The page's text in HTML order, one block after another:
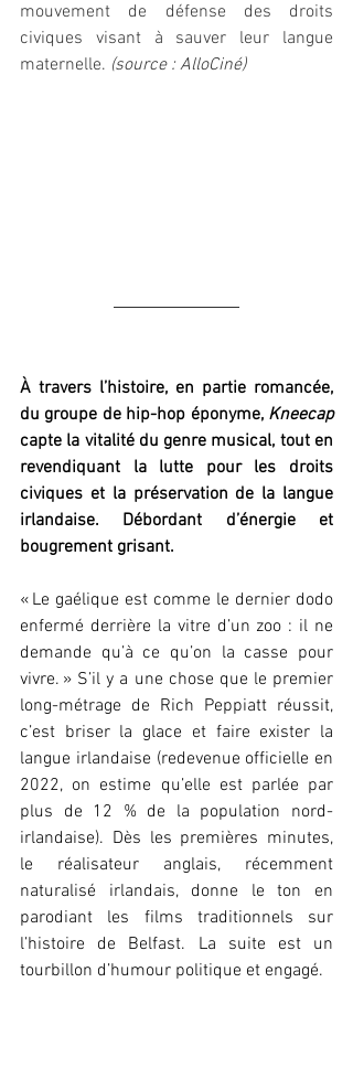
mouvement de défense des droits
civiques visant à sauver leur langue
maternelle. (source : AlloCiné)
À travers l’histoire, en partie romancée,
du groupe de hip-hop éponyme,
Kneecap
capte la vitalité du genre musical, tout en
revendiquant la lutte pour les droits
civiques et la préservation de la langue
irlandaise. Débordant d’énergie et
bougrement grisant.
« Le gaélique est comme le dernier dodo
enfermé derrière la vitre d’un zoo : il ne
demande qu’à ce qu’on la casse pour
vivre. » S’il y a une chose que le premier
long-métrage de Rich Peppiatt réussit,
c’est briser la glace et faire exister la
langue irlandaise (redevenue officielle en
2022, on estime qu’elle est parlée par
plus de 12 % de la population nord-
irlandaise). Dès les premières minutes,
le réalisateur anglais, récemment
naturalisé irlandais, donne le ton en
parodiant les films traditionnels sur
l’histoire de Belfast. La suite est un
tourbillon d’humour politique et engagé.